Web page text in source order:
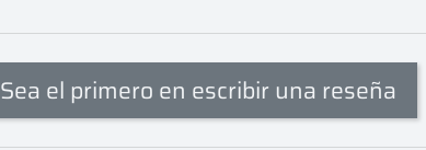
Sea el primero en escribir una reseña